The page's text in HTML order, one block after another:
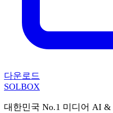
다운로드
SOLBOX
대한민국 No.1 미디어 AI &